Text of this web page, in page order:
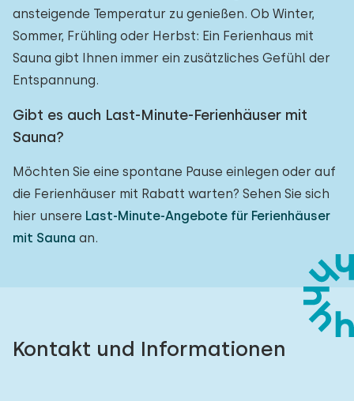
ansteigende Temperatur zu genießen. Ob Winter,
Sommer, Frühling oder Herbst: Ein Ferienhaus mit
Sauna gibt Ihnen immer ein zusätzliches Gefühl der
Entspannung.
Gibt es auch Last-Minute-Ferienhäuser mit
Sauna?
Möchten Sie eine spontane Pause einlegen oder auf
die Ferienhäuser mit Rabatt warten? Sehen Sie sich
hier unsere Last-Minute-Angebote für Ferienhäuser
mit Sauna an.
Kontakt und Informationen